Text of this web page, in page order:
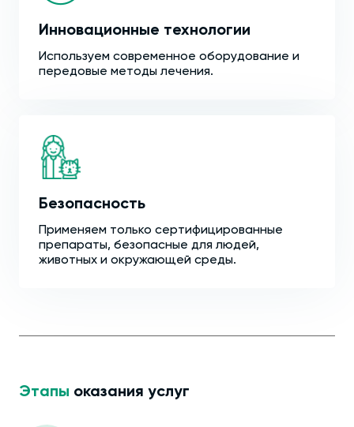
Инновационные технологии
Используем современное оборудование и
передовые методы лечения.
Безопасность
Применяем только сертифицированные
препараты, безопасные для людей,
животных и окружающей среды.
Этапы оказания услуг